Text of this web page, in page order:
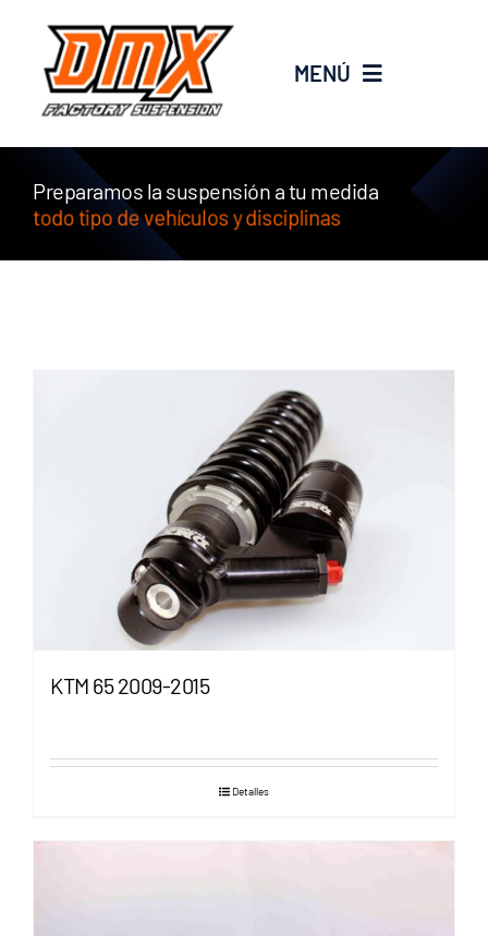
contenido
MENÚ
EMPRESA
SERVICIOS
CLICKS A TU MEDIDA
Preparamos la suspensión a tu medida
KTM 65 2009-2015
Detalles